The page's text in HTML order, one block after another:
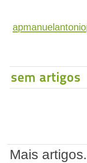
sem artigos
Mais